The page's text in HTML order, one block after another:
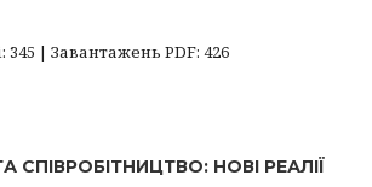
345 | Завантажень PDF: 426
СПІВРОБІТНИЦТВО: НОВІ РЕАЛІЇ